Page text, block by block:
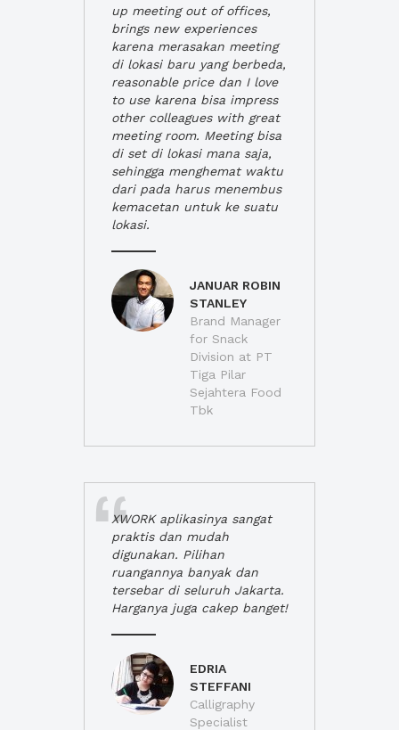
up meeting out of offices,
brings new experiences
karena merasakan meeting
di lokasi baru yang berbeda,
reasonable price dan I love
to use karena bisa impress
other colleagues with great
meeting room. Meeting bisa
di set di lokasi mana saja,
sehingga menghemat waktu
dari pada harus menembus
kemacetan untuk ke suatu
lokasi.
JANUAR ROBIN
STANLEY
Brand Manager
for Snack
Division at PT
Tiga Pilar
Sejahtera Food
Tbk
XWORK aplikasinya sangat
praktis dan mudah
digunakan. Pilihan
ruangannya banyak dan
tersebar di seluruh Jakarta.
Harganya juga cakep banget!
EDRIA
STEFFANI
Calligraphy
Specialist